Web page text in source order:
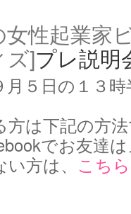
女性起業家
ズ]プレ説明
月５日の１３
方は下記の方
でお友達
方は、 こち